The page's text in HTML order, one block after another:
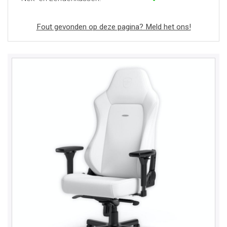
Fout gevonden op deze pagina? Meld het ons!